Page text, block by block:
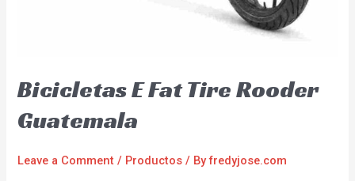
Bicicletas E Fat Tire Rooder
Guatemala
Leave a Comment / Productos / Byfredyjose.com